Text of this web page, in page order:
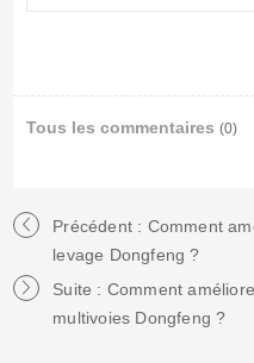
Tous les commentaires (0)
Précédent : Comment
levage Dongfeng ?
Suite : Comment
multivoies Dongfeng ?